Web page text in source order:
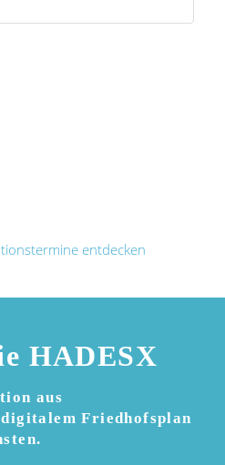
entdecken
HADESX
aus
Friedhofsplan